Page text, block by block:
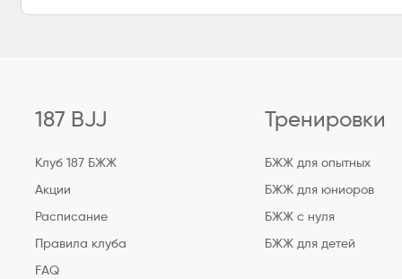
187 BJJ
Клуб 187 БЖЖ
Акции
Расписание
Правила клуба
FAQ
Тренировки
БЖЖ для опытных
БЖЖ для юниоров
БЖЖ с нуля
БЖЖ для детей